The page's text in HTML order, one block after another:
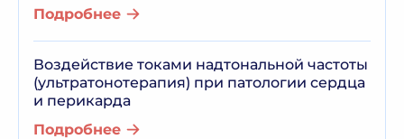
Подробнее
Воздействие токами надтональной частоты
(ультратонотерапия) при патологии сердца
и перикарда
Подробнее